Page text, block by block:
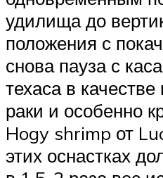
удилища до
положения с
снова пауза с
техаса в
раки и особенно
Hogy shrimp от
этих оснастках